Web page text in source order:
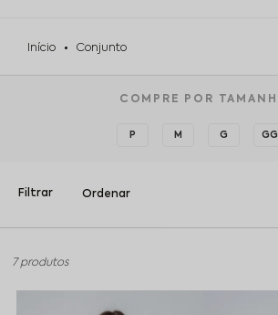
Início Conjunto
COMPRE POR
P M G GG
7 produtos